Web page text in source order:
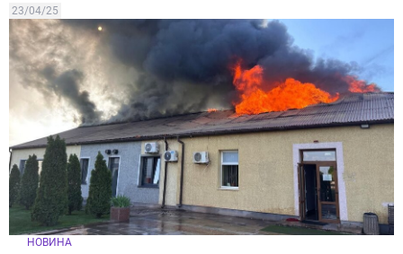
23/04/25
НОВИНА